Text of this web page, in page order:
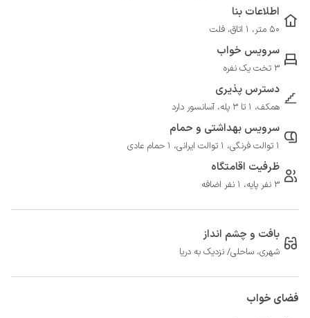
اطلاعات بنا
50 متر، 1 اتاق، فلت
سرویس خواب
3 تخت یک نفره
دسترس پذیری
همکف، 1 تا 3 پله، آسانسور دارد
سرویس بهداشتی و حمام
1 توالت فرنگی، 1 توالت ایرانی، 1 حمام عادی
ظرفیت اقامتگاه
3 نفر پایه، 1 نفر اضافه
بافت و چشم انداز
شهری، ساحلی/ نزدیک به دریا
فضای خواب